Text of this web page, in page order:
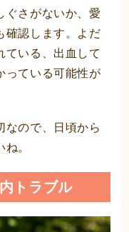
ぐさがないか、愛
確認します。よだ
ている、出血して
っている可能性が
なので、日頃から
。
トラブル